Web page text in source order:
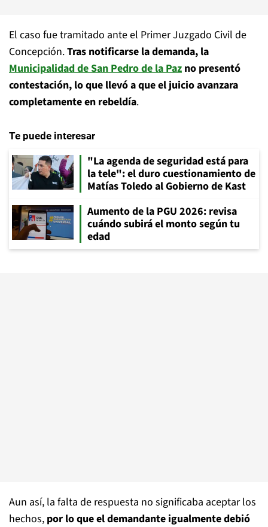
El caso fue tramitado ante el Primer Juzgado Civil de
Concepción.Tras notificarse la demanda, la
Municipalidad de San Pedro de la Paz no presentó
contestación, lo que llevó a que el juicio avanzara
completamente en rebeldía.
Te puede interesar
"La agenda de seguridad está para
la tele": el duro cuestionamiento de
Matías Toledo al Gobierno de Kast
Aumento de la PGU 2026: revisa
cuándo subirá el monto según tu
edad
Aun así, la falta de respuesta no significaba aceptar los
hechos, por lo que el demandante igualmente debió